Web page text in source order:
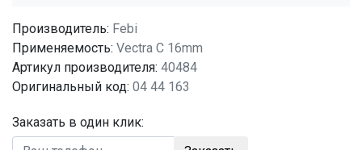
Производитель: Febi
Применяемость: Vectra C 16mm
Артикул производителя: 40484
Оригинальный код: 04 44 163
Заказать в один клик: